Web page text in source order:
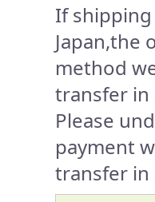
If
Japan,the
method
transfer in
Please
payment
transfer in